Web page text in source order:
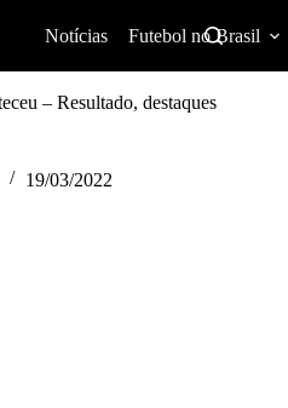
Notícias Futebol no Brasil
– Resultado, destaques
19/03/2022